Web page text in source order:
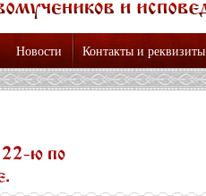
Новости Контакты и реквизиты
22-ю по